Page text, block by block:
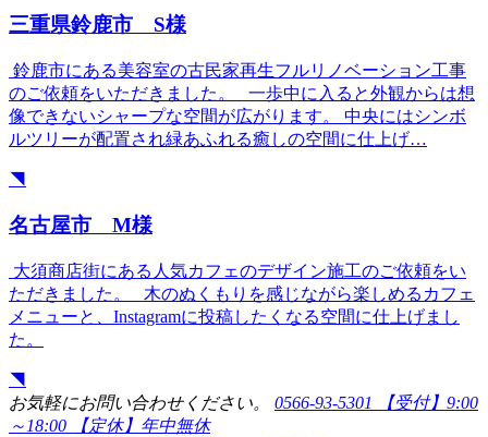
三重県鈴鹿市 S様
鈴鹿市にある美容室の古民家再生フルリノベーション工事
のご依頼をいただきました。 一歩中に入ると外観からは想
像できないシャープな空間が広がります。 中央にはシンボ
ルツリーが配置され緑あふれる癒しの空間に仕上げ…
◥
名古屋市 M様
大須商店街にある人気カフェのデザイン施工のご依頼をい
ただきました。 木のぬくもりを感じながら楽しめるカフェ
メニューと、Instagramに投稿したくなる空間に仕上げまし
た。
◥
お気軽にお問い合わせください。
0566-93-5301
【受付】9:00
～18:00 【定休】年中無休